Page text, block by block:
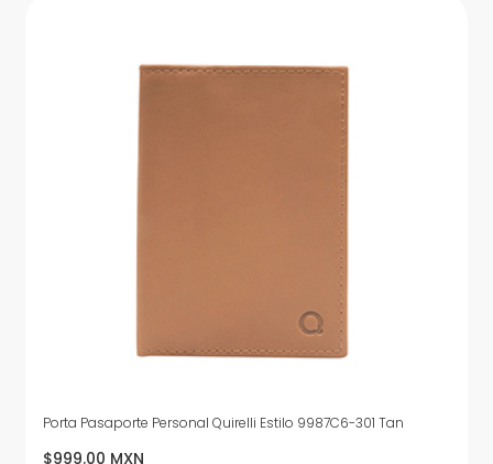
Porta Pasaporte Personal Quirelli Estilo 9987C6-301 Tan
$999.00 MXN